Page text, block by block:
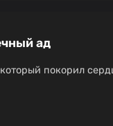
ад
покорил